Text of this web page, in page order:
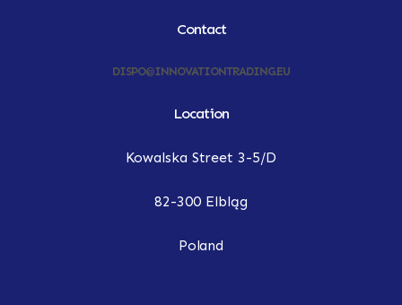
Contact
DISPO@INNOVATIONTRADING.EU
Location
Kowalska Street 3-5/D
82-300 Elbląg
Poland